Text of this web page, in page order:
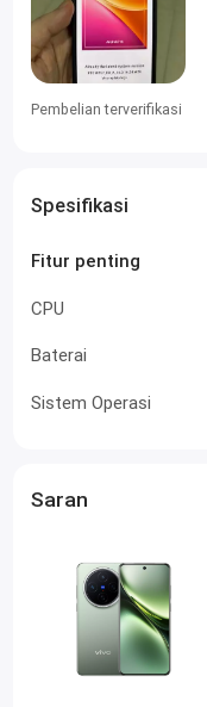
Pembelian terverifikasi
Spesifikasi
Fitur penting
CPU
Baterai
Sistem Operasi
Saran